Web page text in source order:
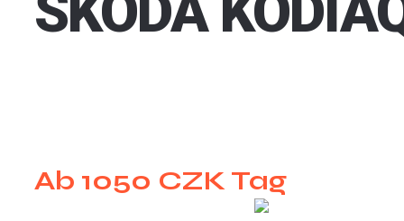
Ab 1050 CZK Tag